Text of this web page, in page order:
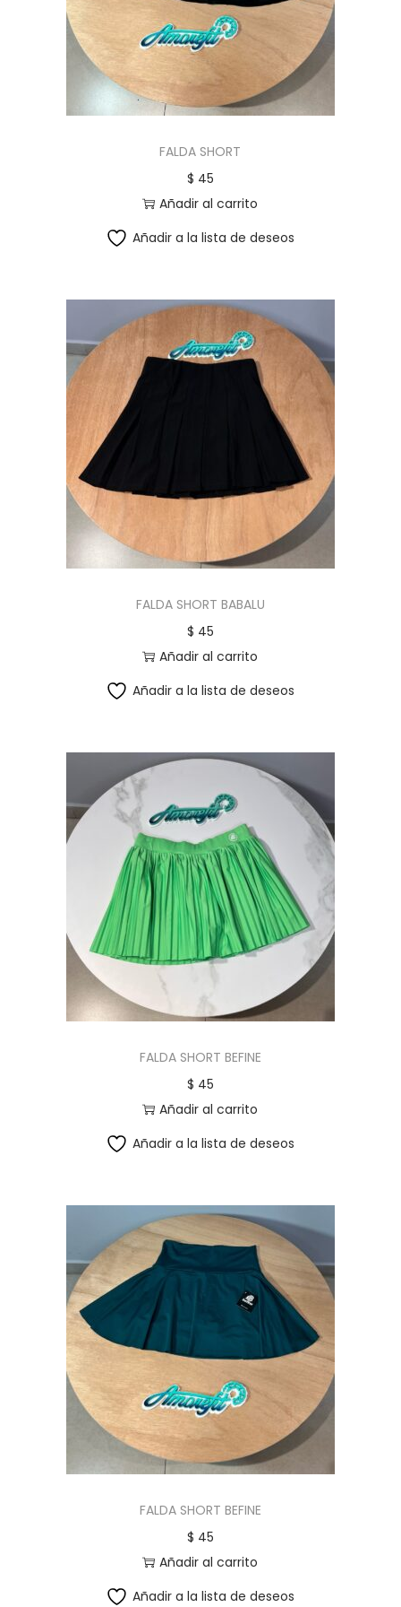
c
i
d
o
FALDA SHORT
$ 45
Añadir al carrito
Añadir a la lista de deseos
FALDA SHORT BABALU
$ 45
Añadir al carrito
Añadir a la lista de deseos
FALDA SHORT BEFINE
$ 45
Añadir al carrito
Añadir a la lista de deseos
FALDA SHORT BEFINE
$ 45
Añadir al carrito
Añadir a la lista de deseos